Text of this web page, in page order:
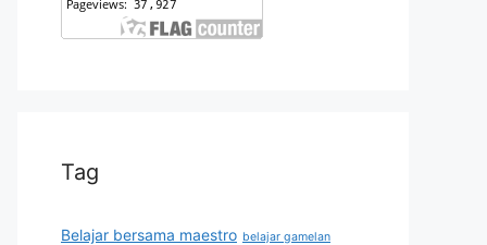
Tag
Belajar bersama maestro belajar gamelan